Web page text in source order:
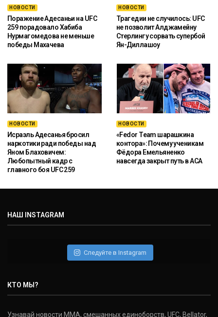
НОВОСТИ
Поражение Адесаньи на UFC
259 порадовало Хабиба
Нурмагомедова не меньше
победы Махачева
НОВОСТИ
Трагедии не случилось: UFC
не позволит Алджамейну
Стерлингу сорвать супербой
Ян-Диллашоу
НОВОСТИ
Исраэль Адесанья бросил
наркотики ради победы над
Яном Блаховичем:
Любопытный кадр с
главного боя UFC 259
НОВОСТИ
«Fedor Team шарашкина
контора»: Почему ученикам
Фёдора Емельяненко
навсегда закрыт путь в ACA
НАШ INSTAGRAM
Следуйте в Instagram
КТО МЫ?
Узнавай новости ММА, смешанных единоборств, UFC, Bellator,